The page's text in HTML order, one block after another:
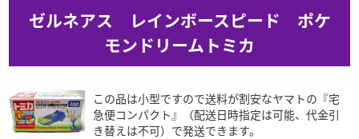
ゼルネアス レインボースピード ポケ
モンドリームトミカ
この品は小型ですので送料が割安なヤマトの『宅
急便コンパクト』（配送日時指定は可能、代金引
き替えは不可）で発送できます。